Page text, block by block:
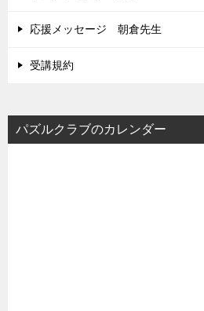
応援メッセージ 朝倉先生
受講規約
パズルクラブのカレンダー